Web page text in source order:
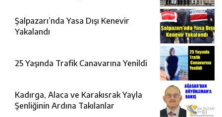
Şalpazarı’nda Yasa Dışı Kenevir
Yakalandı
25 Yaşında Trafik Canavarına Yenildi
Kadırga, Alaca ve Karakısrak Yayla
Şenliğinin Ardına Takılanlar